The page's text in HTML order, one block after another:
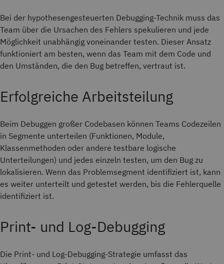
Bei der hypothesengesteuerten Debugging-Technik muss das
Team über die Ursachen des Fehlers spekulieren und jede
Möglichkeit unabhängig voneinander testen. Dieser Ansatz
funktioniert am besten, wenn das Team mit dem Code und
den Umständen, die den Bug betreffen, vertraut ist.
Erfolgreiche Arbeitsteilung
Beim Debuggen großer Codebasen können Teams Codezeilen
in Segmente unterteilen (Funktionen, Module,
Klassenmethoden oder andere testbare logische
Unterteilungen) und jedes einzeln testen, um den Bug zu
lokalisieren. Wenn das Problemsegment identifiziert ist, kann
es weiter unterteilt und getestet werden, bis die Fehlerquelle
identifiziert ist.
Print- und Log-Debugging
Die Print- und Log-Debugging-Strategie umfasst das